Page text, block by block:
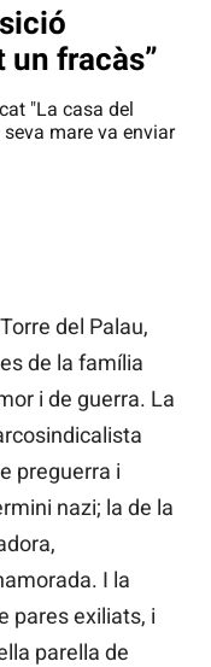
fracàs”
"La casa del
mare va enviar
del Palau,
de la família
i de guerra. La
preguerra i
nazi; la de la
I la
pares exiliats, i
parella de